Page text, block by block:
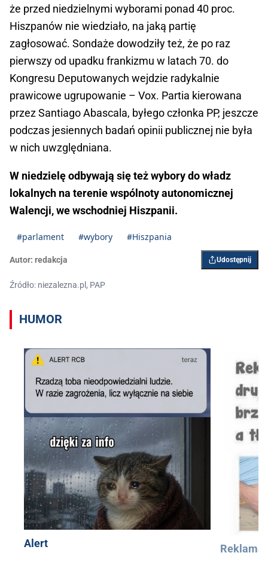
że przed niedzielnymi wyborami ponad 40 proc.
Hiszpanów nie wiedziało, na jaką partię
zagłosować. Sondaże dowodziły też, że po raz
pierwszy od upadku frankizmu w latach 70. do
Kongresu Deputowanych wejdzie radykalnie
prawicowe ugrupowanie – Vox. Partia kierowana
przez Santiago Abascala, byłego członka PP, jeszcze
podczas jesiennych badań opinii publicznej nie była
w nich uwzględniana.
W niedzielę odbywają się też wybory do władz
lokalnych na terenie wspólnoty autonomicznej
Walencji, we wschodniej Hiszpanii.
#parlament #wybory #Hiszpania
Autor: redakcja Udostępnij
Źródło: niezalezna.pl, PAP
HUMOR
Alert Reklama